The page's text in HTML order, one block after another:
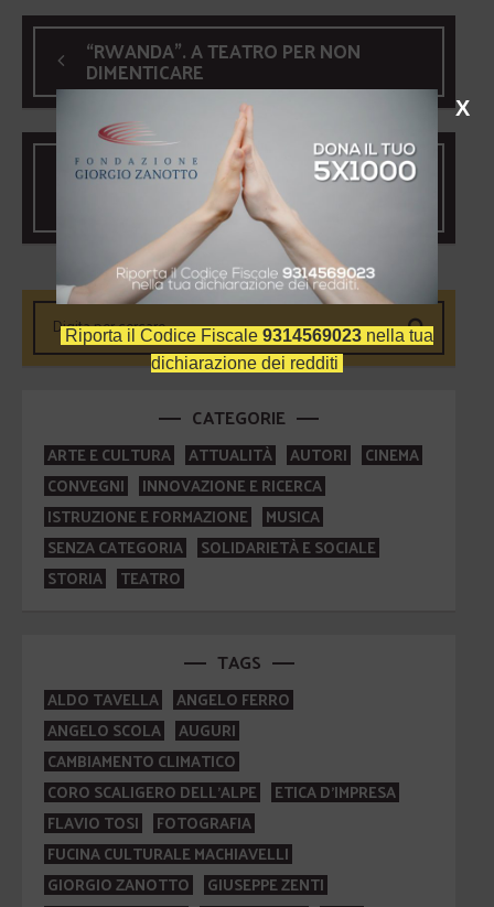
“RWANDA”. A TEATRO PER NON
DIMENTICARE
PRIMA E DOPO CAPORETTO.
CICLO DI CONFERENZE SULLA
GRANDE GUERRA
CATEGORIE
ARTE E CULTURA ATTUALITÀ AUTORI
CINEMA
CONVEGNI
INNOVAZIONE E RICERCA
ISTRUZIONE E FORMAZIONE
MUSICA
SENZA CATEGORIA
SOLIDARIETÀ E SOCIALE
STORIA
TEATRO
TAGS
ALDO TAVELLA
ANGELO FERRO
ANGELO SCOLA
AUGURI
CAMBIAMENTO CLIMATICO
CORO SCALIGERO DELL'ALPE
ETICA D'IMPRESA
FLAVIO TOSI
FOTOGRAFIA
FUCINA CULTURALE MACHIAVELLI
GIORGIO ZANOTTO
GIUSEPPE ZENTI
Riporta il Codice Fiscale 9314569023 nella tua
dichiarazione dei redditi
X